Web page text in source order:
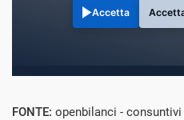
Accetta
FONTE: openbilanci - consuntivi